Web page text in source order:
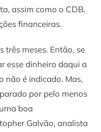
assim como o CDB,
financeiras.
três meses. Então, se
esse dinheiro daqui a
não é indicado. Mas,
por pelo menos
boa
Galvão, analista